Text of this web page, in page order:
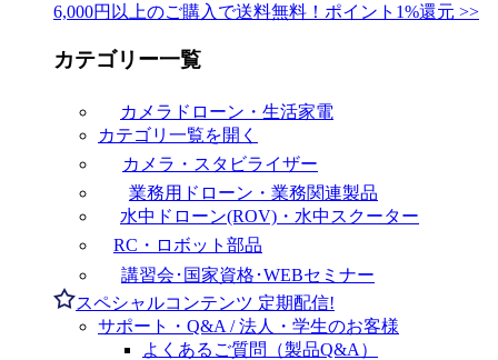
6,000円以上のご購入で送料無料！ポイント1%還元 >>
カテゴリー一覧
カメラドローン・生活家電
カテゴリ一覧を開く
カメラ・スタビライザー
業務用ドローン・業務関連製品
水中ドローン(ROV)・水中スクーター
RC・ロボット部品
講習会･国家資格･WEBセミナー
スペシャルコンテンツ 定期配信!
サポート・Q&A / 法人・学生のお客様
よくあるご質問（製品Q&A）